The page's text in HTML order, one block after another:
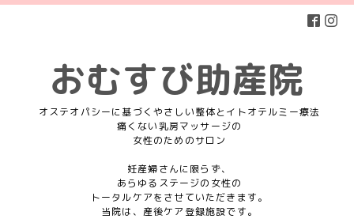
おむすび助産院
オステオパシーに基づくやさしい整体とイトオテルミー療法
痛くない乳房マッサージの
女性のためのサロン
妊産婦さんに限らず、
あらゆるステージの女性の
トータルケアをさせていただきます。
当院は、産後ケア登録施設です。